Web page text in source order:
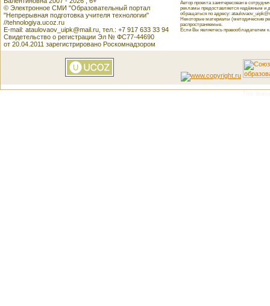
© Электронное СМИ "Образовательный портал
"Непрерывная подготовка учителя технологии"
//tehnologiya.ucoz.ru
E-mail: ataulovaov_uipk@mail.ru, тел.: +7 917 633 33 94
Свидетельство о регистрации Эл № ФС77-44690
от 20.04.2011 зарегистрировано Роскомнадзором
Автор проекта заинтересован в
рекламы предоставляется надёжным и
обращаться по адресу:
Некоторые материалы (методические
распространяемые.
Если Вы являетесь правообладателем